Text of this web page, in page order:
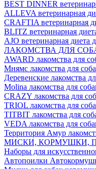
BEST DINNER
ALLEVA ветеринарная
CRAFTIA ветеринарная
BLITZ ветеринарная
AJO ветеринарная диета
ЛАКОМСТВА ДЛЯ
AWARD лакомства для
Мнямс лакомства для
Деревенские лакомства
Molina лакомства для
CRAZY лакомства для
TRIOL лакомства для
TITBIT лакомства для
VEDA лакомства для
Территория Амур
МИСКИ, КОРМУШКИ,
Наборы для
Автопоилки